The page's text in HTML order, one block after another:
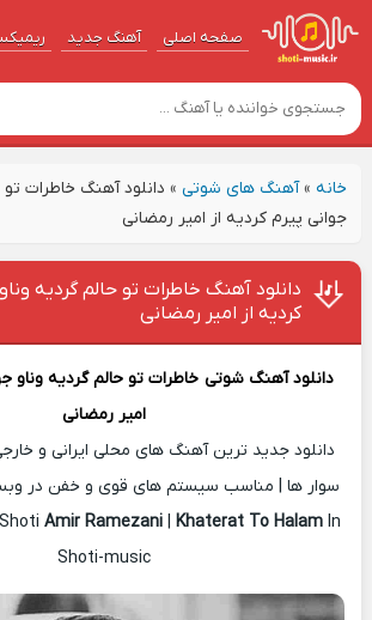
صفحه اصلی آهنگ‌ جدید
خانه»آهنگ های شوتی» دانلود آهنگ خاطرات تو
جوانی پیرم کردیه از امیر رمضانی
دانلود آهنگ خاطرات تو حالم گردیه
کردیه از امیر رمضانی
دانلود آهنگ شوتی خاطرات تو حالم گردیه وناو
امیر رمضانی
دانلود جدید ترین آهنگ های محلی ایرانی و
سوار ها | مناسب سیستم های قوی و خفن در
Amir Ramezani| Khaterat To HalamIn
Shoti-music